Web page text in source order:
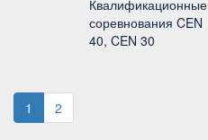
Квалификационные
соревнования CEN
40, CEN 30
1 2